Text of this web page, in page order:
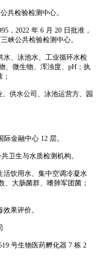
共检验检测中心。
，2022 年 6 月 20 日批准，
峡公共检验检测中心。
水、泳池水、工业循环水检
、微生物、浑浊度、pH；执
供水公司、泳池运营方、园
金融中心 12 层。
卫生与水质检测机构。
活饮用水、集中空调冷凝水
、大肠菌群、嗜肺军团菌；
果评价。
号生物医药孵化器 7 栋 2